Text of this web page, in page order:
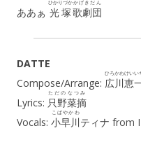
ああぁ 光塚
ひかりづか
歌劇団
かげきだん
DATTE
Compose/Arrange: 広川
ひろかわ
恵
けいい
Lyrics: 只野
ただの
菜摘
なつみ
Vocals: 小早川
こばやかわ
ティナ from